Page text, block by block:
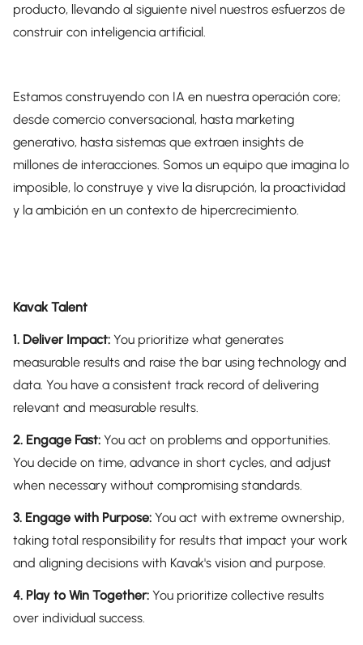
producto, llevando al siguiente nivel nuestros esfuerzos de
construir con inteligencia artificial.
Estamos construyendo con IA en nuestra operación core;
desde comercio conversacional, hasta marketing
generativo, hasta sistemas que extraen insights de
millones de interacciones. Somos un equipo que imagina lo
imposible, lo construye y vive la disrupción, la proactividad
y la ambición en un contexto de hipercrecimiento.
Kavak Talent
1. Deliver Impact: You prioritize what generates
measurable results and raise the bar using technology and
data. You have a consistent track record of delivering
relevant and measurable results.
2. Engage Fast: You act on problems and opportunities.
You decide on time, advance in short cycles, and adjust
when necessary without compromising standards.
3. Engage with Purpose: You act with extreme ownership,
taking total responsibility for results that impact your work
and aligning decisions with Kavak's vision and purpose.
4. Play to Win Together: You prioritize collective results
over individual success.